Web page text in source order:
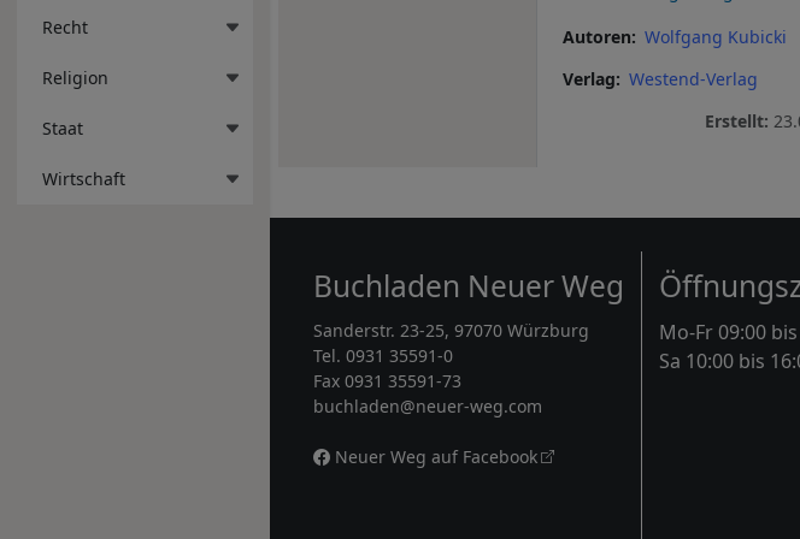
Recht
Religion
Staat
Wirtschaft
Autoren
Wolfgang Kubicki
Verlag
Westend-Verlag
Erstellt:
Buchladen Neuer Weg
Sanderstr. 23-25, 97070 Würzburg
Tel. 0931 35591-0
Fax 0931 35591-73
buchladen@neuer-weg.com
Neuer Weg auf Facebook
Mo-Fr 09:00
Sa 10:00 bis